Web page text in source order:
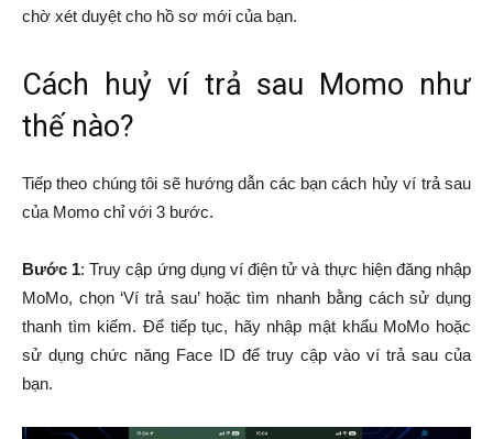
chờ xét duyệt cho hồ sơ mới của bạn.
Cách huỷ ví trả sau Momo như
thế nào?
Tiếp theo chúng tôi sẽ hướng dẫn các bạn cách hủy ví trả sau
của Momo chỉ với 3 bước.
Bước 1: Truy cập ứng dụng ví điện tử và thực hiện đăng nhập
MoMo, chọn ‘Ví trả sau’ hoặc tìm nhanh bằng cách sử dụng
thanh tìm kiếm. Để tiếp tục, hãy nhập mật khẩu MoMo hoặc
sử dụng chức năng Face ID để truy cập vào ví trả sau của
bạn.